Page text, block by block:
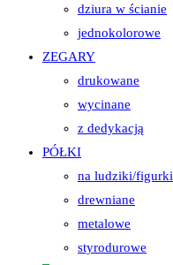
dziura w ścianie
jednokolorowe
ZEGARY
drukowane
wycinane
z dedykacją
PÓŁKI
na ludziki/figurki
drewniane
metalowe
styrodurowe